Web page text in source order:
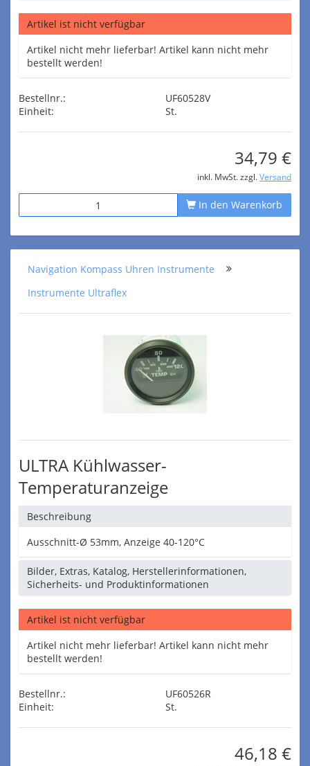
Artikel ist nicht verfügbar
Artikel nicht mehr lieferbar! Artikel kann nicht mehr
bestellt werden!
Bestellnr.:
UF60528V
Einheit:
St.
34,79 €
inkl. MwSt. zzgl. Versand
In den Warenkorb
Navigation Kompass Uhren Instrumente
Instrumente Ultraflex
ULTRA Kühlwasser-
Temperaturanzeige
Beschreibung
Ausschnitt-Ø 53mm, Anzeige 40-120°C
Bilder, Extras, Katalog, Herstellerinformationen,
Sicherheits- und Produktinformationen
Artikel ist nicht verfügbar
Artikel nicht mehr lieferbar! Artikel kann nicht mehr
bestellt werden!
Bestellnr.:
UF60526R
Einheit:
St.
46,18 €